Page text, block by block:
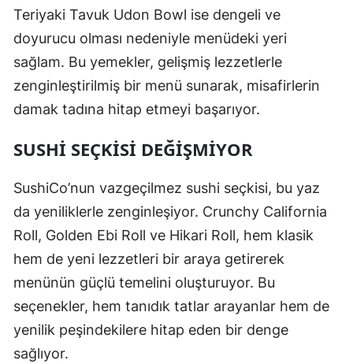
Teriyaki Tavuk Udon Bowl ise dengeli ve
doyurucu olması nedeniyle menüdeki yeri
sağlam. Bu yemekler, gelişmiş lezzetlerle
zenginleştirilmiş bir menü sunarak, misafirlerin
damak tadına hitap etmeyi başarıyor.
SUSHI SEÇKISI DEĞIŞMIYOR
SushiCo’nun vazgeçilmez sushi seçkisi, bu yaz
da yeniliklerle zenginleşiyor. Crunchy California
Roll, Golden Ebi Roll ve Hikari Roll, hem klasik
hem de yeni lezzetleri bir araya getirerek
menünün güçlü temelini oluşturuyor. Bu
seçenekler, hem tanıdık tatlar arayanlar hem de
yenilik peşindekilere hitap eden bir denge
sağlıyor.